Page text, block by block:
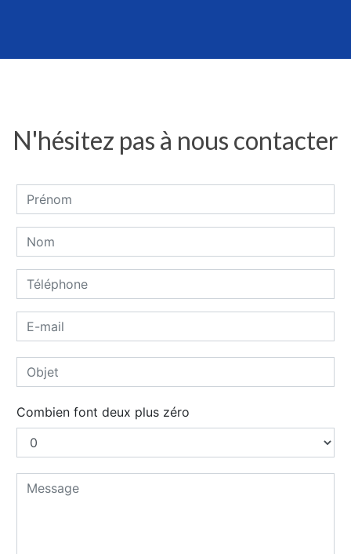
N'hésitez pas à nous contacter
Combien font deux plus zéro